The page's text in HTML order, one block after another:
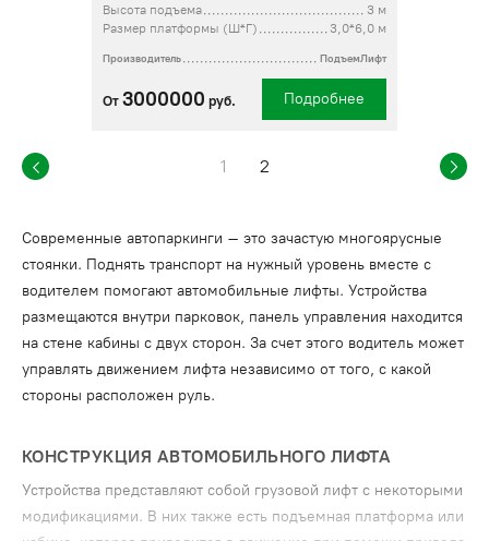
Высота подъема
3 м
Размер платформы (Ш*Г)
3,0*6,0 м
Производитель ПодъемЛифт
От 3000000 руб. Подробнее
1 2
Современные автопаркинги – это зачастую многоярусные
стоянки. Поднять транспорт на нужный уровень вместе с
водителем помогают автомобильные лифты. Устройства
размещаются внутри парковок, панель управления находится
на стене кабины с двух сторон. За счет этого водитель может
управлять движением лифта независимо от того, с какой
стороны расположен руль.
КОНСТРУКЦИЯ АВТОМОБИЛЬНОГО ЛИФТА
Устройства представляют собой грузовой лифт с некоторыми
модификациями. В них также есть подъемная платформа или